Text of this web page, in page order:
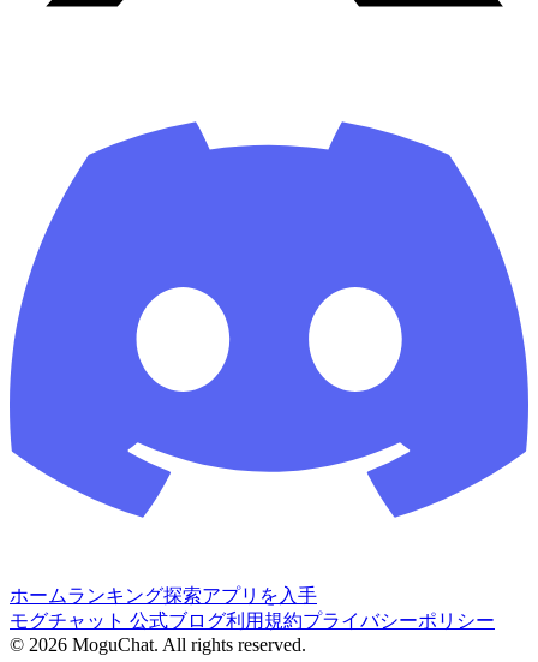
ホームランキング探索アプリを入手
モグチャット 公式ブログ利用規約プライバシーポリシー
© 2026 MoguChat. All rights reserved.